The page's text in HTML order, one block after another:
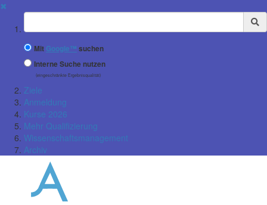
✖
Suchbegriff
Mit Google™ suchen
Interne Suche nutzen
(eingeschränkte Ergebnisqualität)
Ziele
Anmeldung
Kurse 2026
Mehr Qualifizierung
Wissenschaftsmanagement
Archiv